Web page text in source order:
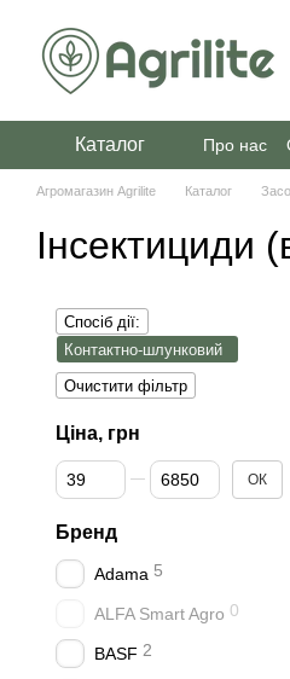
Каталог Про нас
Агромагазин Agrilite Каталог
Інсектициди
Спосіб дії:
Контактно-шлунковий
Очистити фільтр
Ціна, грн
Від Ціна, грн
До Ціна, грн ОК
Бренд
Adama 5
ALFA Smart Agro 0
BASF 2